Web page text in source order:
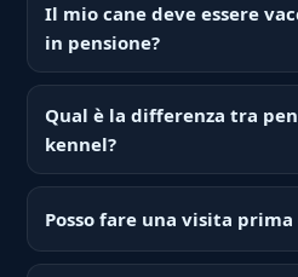
Il mio cane deve essere
in pensione?
Qual è la differenza tra
kennel?
Posso fare una visita